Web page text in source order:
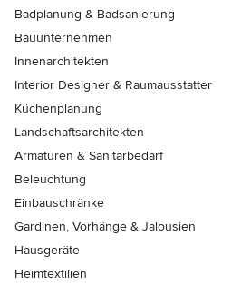
Badplanung & Badsanierung
Bauunternehmen
Innenarchitekten
Interior Designer & Raumausstatter
Küchenplanung
Landschaftsarchitekten
Armaturen & Sanitärbedarf
Beleuchtung
Einbauschränke
Gardinen, Vorhänge & Jalousien
Hausgeräte
Heimtextilien